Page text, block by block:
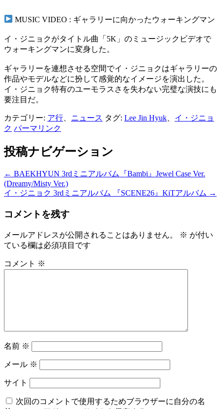
MUSIC VIDEO : ギャラリーに向かったウォーキングマン
イ・ジニョクがタイトル曲「5K」のミュージックビデオで
ウォーキングマンに変身した。
ギャラリーを連想させる空間でイ・ジニョクはギャラリーの
作品やモデルなどに扮して感覚的なイメージを演出した。
イ・ジニョク特有のユーモラスさを失わない完璧な演技にも
要注目だ。
カテゴリー: ア行 ニュース タグ: Lee Jin Hyuk
イ・ジニョ
ク パーマリンク
投稿ナビゲーション
← BAEKHYUN 3rdミニアルバム『Bambi』Jewel Case Ver.
(Dreamy/Misty Ver.)
イ・ジニョク 3rdミニアルバム 『SCENE26』KiTアルバム →
コメントを残す
メールアドレスが公開されることはありません。 ※ が付い
ている欄は必須項目です
コメント ※
名前 ※
メール ※
サイト
次回のコメントで使用するためブラウザーに自分の名